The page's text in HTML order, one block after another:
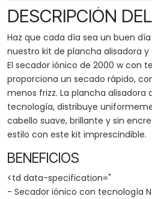
DESCRIPCIÓN
Haz que cada día sea un buen
nuestro kit de plancha alisadora
El secador iónico de 2000 w con
proporciona un secado rápido,
menos frizz. La plancha
tecnología, distribuye
cabello suave, brillante y sin
estilo con este kit imprescindible.
BENEFICIOS
<td data-specification="
- Secador iónico con tecnología